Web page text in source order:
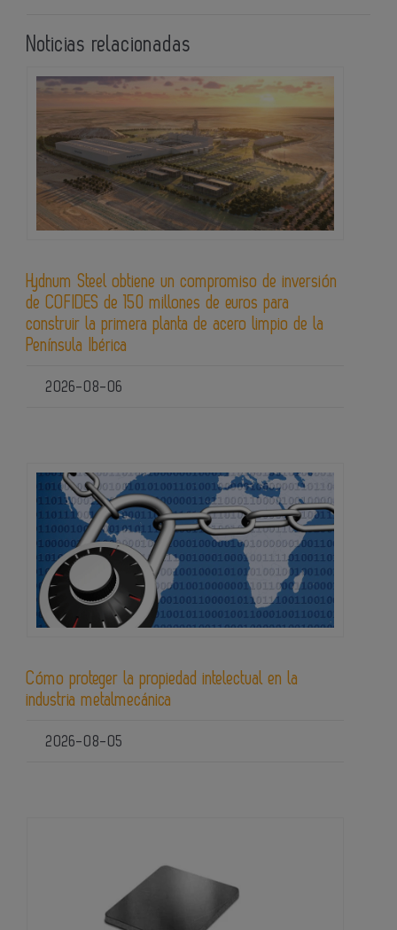
Noticias relacionadas
Hydnum Steel obtiene un compromiso de inversión
de COFIDES de 150 millones de euros para
construir la primera planta de acero limpio de la
Península Ibérica
2026-08-06
Cómo proteger la propiedad intelectual en la
industria metalmecánica
2026-08-05